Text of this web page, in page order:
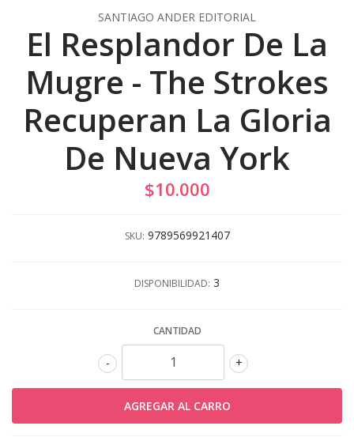
SANTIAGO ANDER EDITORIAL
El Resplandor De La
Mugre - The Strokes
Recuperan La Gloria
De Nueva York
$10.000
SKU: 9789569921407
DISPONIBILIDAD: 3
CANTIDAD
+
-